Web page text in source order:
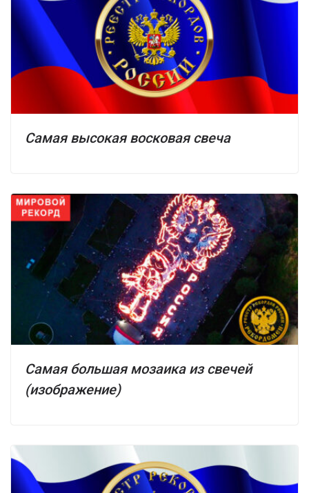
Самая высокая восковая свеча
Самая большая мозаика из свечей
(изображение)